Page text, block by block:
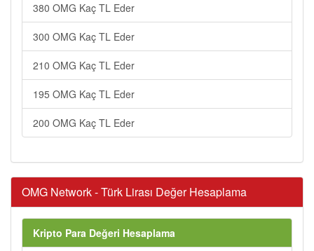
380 OMG Kaç TL Eder
300 OMG Kaç TL Eder
210 OMG Kaç TL Eder
195 OMG Kaç TL Eder
200 OMG Kaç TL Eder
OMG Network - Türk Lirası Değer Hesaplama
Kripto Para Değeri Hesaplama